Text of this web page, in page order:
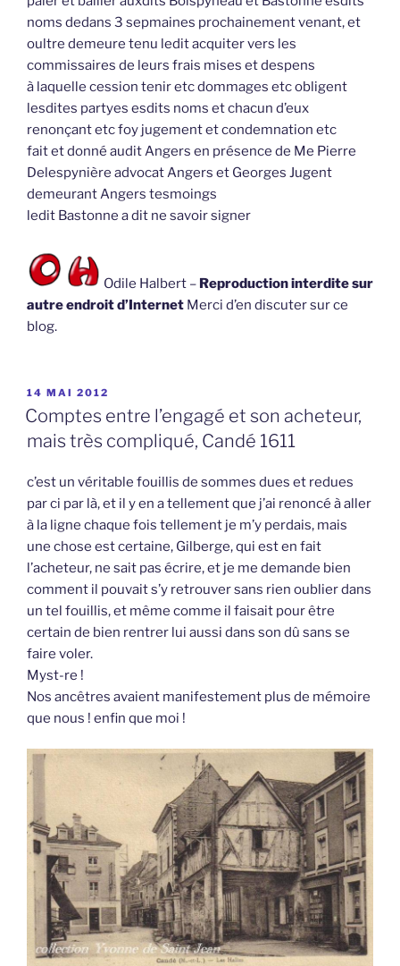
noms dedans 3 sepmaines prochainement venant, et
oultre demeure tenu ledit acquiter vers les
commissaires de leurs frais mises et despens
à laquelle cession tenir etc dommages etc obligent
lesdites partyes esdits noms et chacun d’eux
renonçant etc foy jugement et condemnation etc
fait et donné audit Angers en présence de Me Pierre
Delespynière advocat Angers et Georges Jugent
demeurant Angers tesmoings
ledit Bastonne a dit ne savoir signer
Odile Halbert – Reproduction interdite sur
autre endroit d’Internet Merci d’en discuter sur ce
blog.
PUBLIÉ
LE
14 MAI 2012
Comptes entre l’engagé et son acheteur,
mais très compliqué, Candé 1611
c’est un véritable fouillis de sommes dues et redues
par ci par là, et il y en a tellement que j’ai renoncé à aller
à la ligne chaque fois tellement je m’y perdais, mais
une chose est certaine, Gilberge, qui est en fait
l’acheteur, ne sait pas écrire, et je me demande bien
comment il pouvait s’y retrouver sans rien oublier dans
un tel fouillis, et même comme il faisait pour être
certain de bien rentrer lui aussi dans son dû sans se
faire voler.
Myst-re !
Nos ancêtres avaient manifestement plus de mémoire
que nous ! enfin que moi !